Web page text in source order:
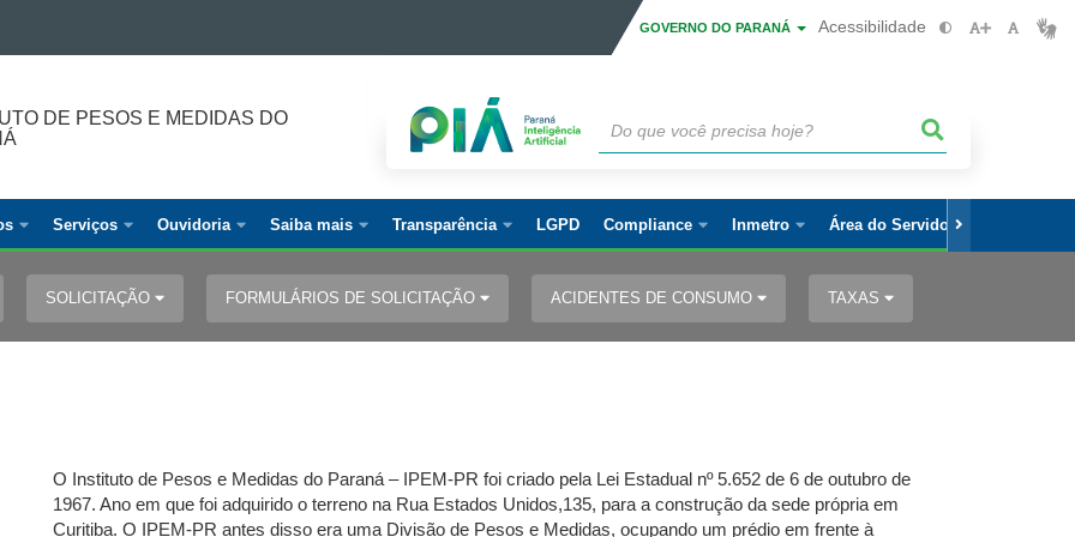
GOVERNO DO PARANÁ Acessibilidade
DE PESOS E MEDIDAS DO
Serviços Ouvidoria Saiba mais Transparência LGPD Compliance Inmetro Área do Servidor
SOLICITAÇÃO FORMULÁRIOS DE SOLICITAÇÃO ACIDENTES DE CONSUMO TAXAS
O Instituto de Pesos e Medidas do Paraná – IPEM-PR foi criado pela Lei Estadual nº 5.652 de 6 de outubro de
1967. Ano em que foi adquirido o terreno na Rua Estados Unidos,135, para a construção da sede própria em
Curitiba. O IPEM-PR antes disso era uma Divisão de Pesos e Medidas, ocupando um prédio em frente à